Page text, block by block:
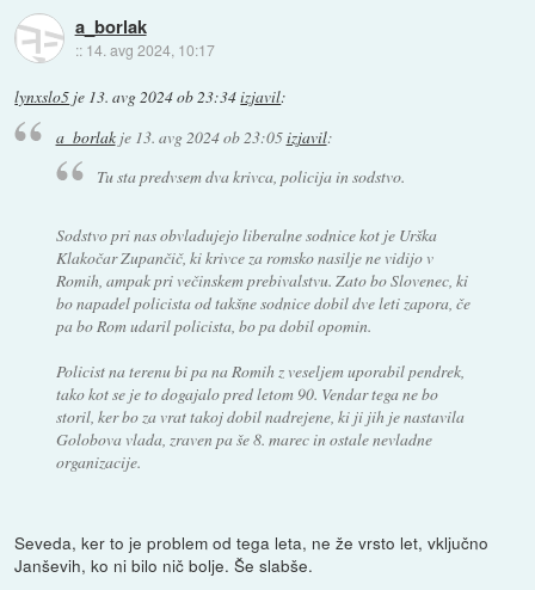
a_borlak
:: 14. avg 2024, 10:17
lynxslo5 je 13. avg 2024 ob 23:34izjavil:
a_borlakje 13. avg 2024 ob 23:05izjavil:
Tu sta predvsem dva krivca, policija in sodstvo.
Sodstvo pri nas obvladujejo liberalne sodnice kot je Urška
Klakočar Zupančič, ki krivce za romsko nasilje ne vidijo v
Romih, ampak pri večinskem prebivalstvu. Zato bo Slovenec, ki
bo napadel policista od takšne sodnice dobil dve leti zapora, če
pa bo Rom udaril policista, bo pa dobil opomin.
Policist na terenu bi pa na Romih z veseljem uporabil pendrek,
tako kot se je to dogajalo pred letom 90. Vendar tega ne bo
storil, ker bo za vrat takoj dobil nadrejene, ki ji jih je nastavila
Golobova vlada, zraven pa še 8. marec in ostale nevladne
organizacije.
Seveda, ker to je problem od tega leta, ne že vrsto let, vključno
Janševih, ko ni bilo nič bolje. Še slabše.